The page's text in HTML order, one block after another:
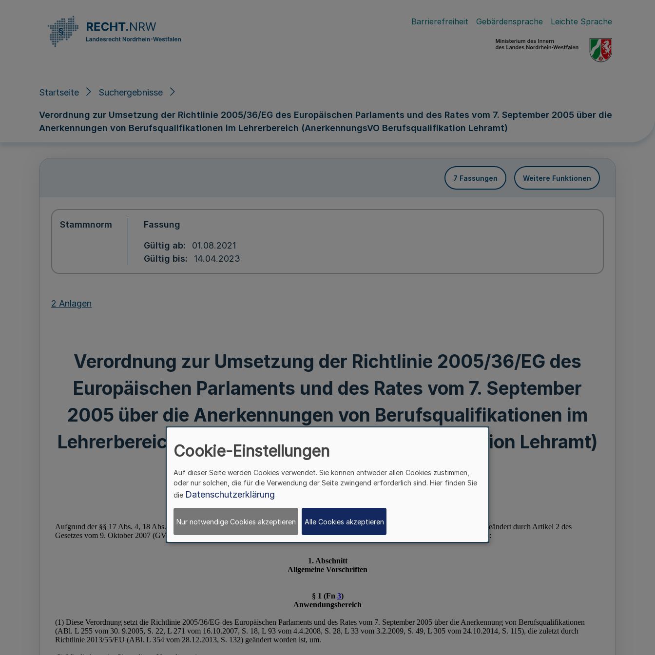
Barrierefreiheit Gebärdensprache Leichte Sprache
Startseite Suchergebnisse
Verordnung zur Umsetzung der Richtlinie 2005/36/EG des Europäischen Parlaments und des Rates vom 7. September 2005 über die
Anerkennungen von Berufsqualifikationen im Lehrerbereich (AnerkennungsVO Berufsqualifikation Lehramt)
7 Fassungen Weitere Funktionen
Stammnorm Fassung
Gültig ab
01.08.2021
Gültig bis
14.04.2023
2 Anlagen
Verordnung zur Umsetzung der Richtlinie 2005/36/EG des
Europäischen Parlaments und des Rates vom 7. September
2005 über die Anerkennungen von Berufsqualifikationen im
Lehrerbereich (AnerkennungsVO Berufsqualifikation Lehramt)
Cookie-Einstellungen
Auf dieser Seite werden Cookies verwendet. Sie können entweder allen Cookies zustimmen,
oder nur solchen, die für die Verwendung der Seite zwingend erforderlich sind. Hier finden Sie
die Datenschutzerklärung
Nur notwendige Cookies akzeptieren Alle Cookies akzeptieren